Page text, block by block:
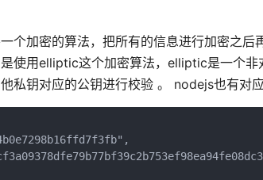
个加密的算法，把所有的信息进行加密之
使用elliptic这个加密算法，elliptic是一个
私钥对应的公钥进行校验 。 nodejs也有对